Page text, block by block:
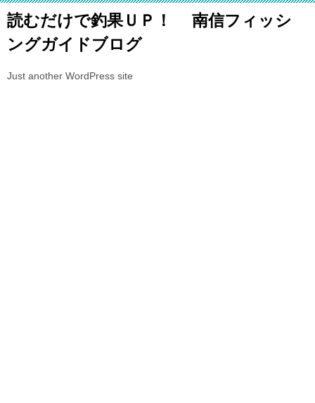
読むだけで釣果ＵＰ！ 南信フィッシ
ングガイドブログ
Just another WordPress site